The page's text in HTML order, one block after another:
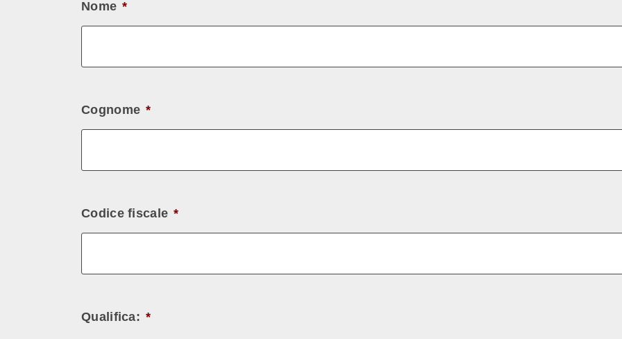
Nome *
Cognome *
Codice fiscale *
Qualifica: *